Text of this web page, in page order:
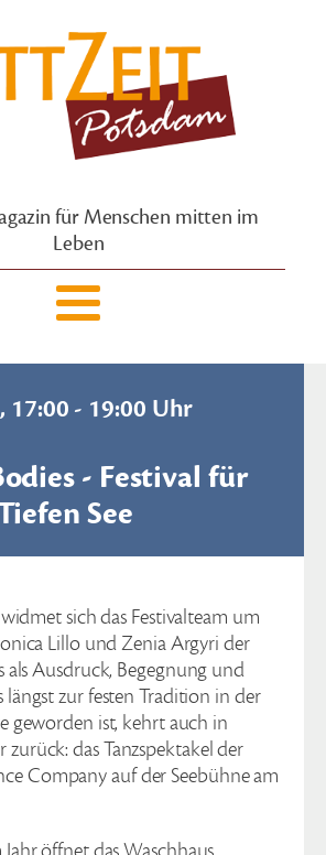
für Menschen mitten im
Leben
17:00 - 19:00 Uhr
- Festival für
See
sich das Festivalteam um
Lillo und Zenia Argyri der
als Ausdruck, Begegnung und
längst zur festen Tradition in der
geworden ist, kehrt auch in
zurück: das Tanzspektakel der
Company auf der Seebühne am